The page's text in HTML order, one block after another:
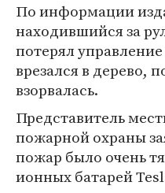
По информации
находившийся за
потерял
врезался в дерево,
взорвалась.
Представитель
пожарной охраны
пожар было очень
ионных батарей